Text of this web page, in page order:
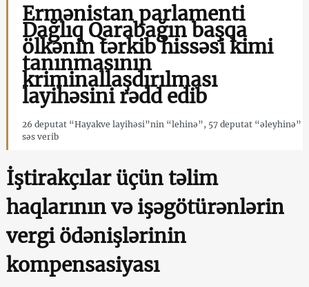
Ermənistan parlamenti
Dağlıq Qarabağın başqa
ölkənin tərkib hissəsi kimi
tanınmasının
kriminallaşdırılması
layihəsini rədd edib
26 deputat “Hayakve layihəsi”nin “lehinə”, 57 deputat “əleyhinə”
səs verib
İştirakçılar üçün təlim
haqlarının və işəgötürənlərin
vergi ödənişlərinin
kompensasiyası